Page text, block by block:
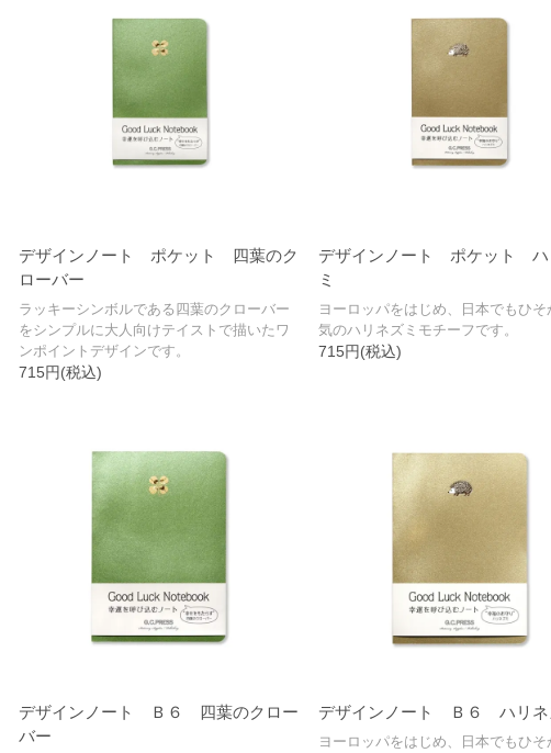
デザインノート ポケット 四葉のク
ローバー
ラッキーシンボルである四葉のクローバー
をシンプルに大人向けテイストで描いたワ
ンポイントデザインです。
715円(税込)
デザインノート ポケット ハ
ミ
ヨーロッパをはじめ、日本でもひそ
気のハリネズミモチーフです。
715円(税込)
デザインノート Ｂ６ 四葉のクロー
バー
デザインノート Ｂ６ ハリネ
ヨーロッパをはじめ、日本でもひそ